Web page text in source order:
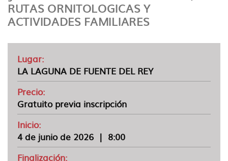
idioma
RUTAS ORNITOLOGICAS Y
ACTIVIDADES FAMILIARES
Lugar:
LA LAGUNA DE FUENTE DEL REY
Precio:
Gratuito previa inscripción
Inicio:
4 de junio de 2026 | 8:00
Finalización: